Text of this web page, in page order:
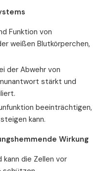
Funktion von
weißen Blutkörperchen,
der Abwehr von
stärkt und
beeinträchtigen,
kann.
Wirkung
kann die Zellen vor